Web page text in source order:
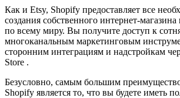
Как и Etsy, Shopify предоставляет все
создания собственного интернет-
по всему миру. Вы получите доступ к
многоканальным маркетинговым
сторонним интеграциям и надстройкам
Store .
Безусловно, самым большим
Shopify является то, что вы будете иметь